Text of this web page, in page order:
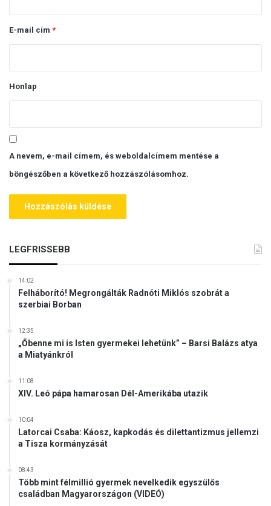
*
E-mail cím *
Honlap
A nevem, e-mail címem, és weboldalcímem mentése a
böngészőben a következő hozzászólásomhoz.
LEGFRISSEBB
14:02
Felháborító! Megrongálták Radnóti Miklós szobrát a
szerbiai Borban
12:35
„Őbenne mi is Isten gyermekei lehetünk” – Barsi Balázs atya
a Miatyánkról
11:08
XIV. Leó pápa hamarosan Dél-Amerikába utazik
10:04
Latorcai Csaba: Káosz, kapkodás és dilettantizmus jellemzi
a Tisza kormányzását
08:43
Több mint félmillió gyermek nevelkedik egyszülős
családban Magyarországon (VIDEÓ)